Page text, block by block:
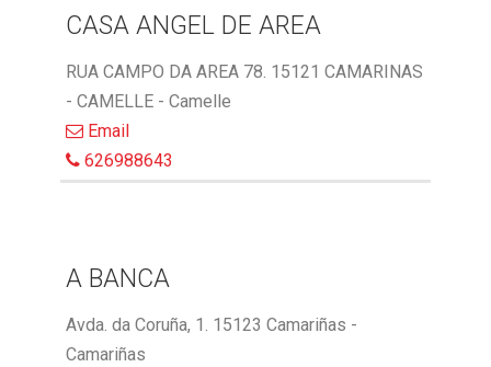
CASA ANGEL DE AREA
RUA CAMPO DA AREA 78. 15121 CAMARINAS
- CAMELLE - Camelle
Email
626988643
A BANCA
Avda. da Coruña, 1. 15123 Camariñas -
Camariñas